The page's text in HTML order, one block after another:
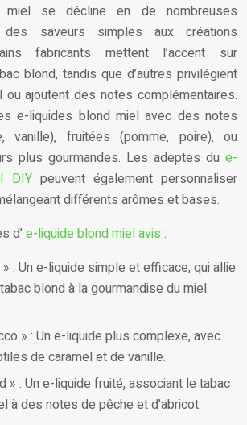
miel se décline en de nombreuses
des saveurs simples aux créations
fabricants mettent l’accent sur
blond, tandis que d’autres privilégient
ou ajoutent des notes complémentaires.
e-liquides blond miel avec des notes
vanille), fruitées (pomme, poire), ou
plus gourmandes. Les adeptes du e-
DIY peuvent également personnaliser
différents arômes et bases.
d’ e-liquide blond miel avis :
: Un e-liquide simple et efficace, qui allie
blond à la gourmandise du miel
» : Un e-liquide plus complexe, avec
de caramel et de vanille.
» : Un e-liquide fruité, associant le tabac
à des notes de pêche et d’abricot.